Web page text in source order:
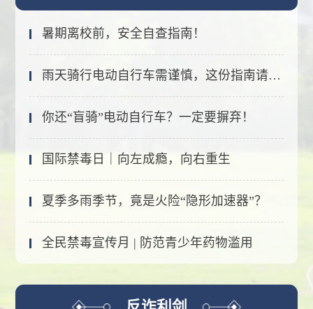
暑期离校前，安全自查指南！
雨天骑行电动自行车需谨慎，这份指南请收好！
你还“盲骑”电动自行车？一定要摒弃！
国际禁毒日｜向左成瘾，向右重生
夏季多雨季节，竟是火险“隐形加速器”？
全民禁毒宣传月 | 防范青少年药物滥用